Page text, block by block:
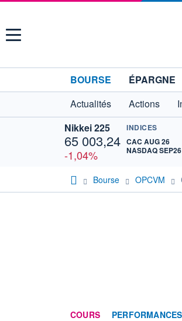
Menu
BOURSE ÉPARGNE
Actualités
Actions
Nikkei 225
65 003,24
-1,04%
INDICES
CAC AUG 26
NASDAQ SEP26
Bourse OPCVM
COURS